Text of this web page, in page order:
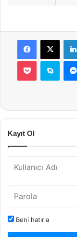
Facebook
X
Pocket Skype
Kayıt Ol
Beni hatırla